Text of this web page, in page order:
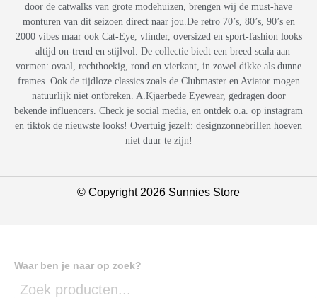
door de catwalks van grote modehuizen, brengen wij de must-have
monturen van dit seizoen direct naar jou.De retro 70’s, 80’s, 90’s en
2000 vibes maar ook Cat-Eye, vlinder, oversized en sport-fashion looks
– altijd on-trend en stijlvol. De collectie biedt een breed scala aan
vormen: ovaal, rechthoekig, rond en vierkant, in zowel dikke als dunne
frames. Ook de tijdloze classics zoals de Clubmaster en Aviator mogen
natuurlijk niet ontbreken. A.Kjaerbede Eyewear, gedragen door
bekende influencers. Check je social media, en ontdek o.a. op instagram
en tiktok de nieuwste looks! Overtuig jezelf: designzonnebrillen hoeven
niet duur te zijn!
© Copyright 2026 Sunnies Store
Waar ben je naar op zoek?